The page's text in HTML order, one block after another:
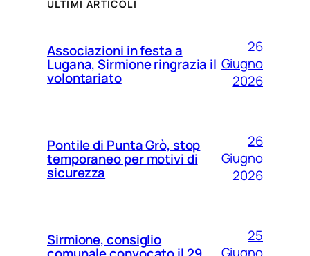
ULTIMI ARTICOLI
Associazioni in festa a
Lugana, Sirmione ringrazia il
volontariato
26
Giugno
2026
Pontile di Punta Grò, stop
temporaneo per motivi di
sicurezza
26
Giugno
2026
Sirmione, consiglio
25